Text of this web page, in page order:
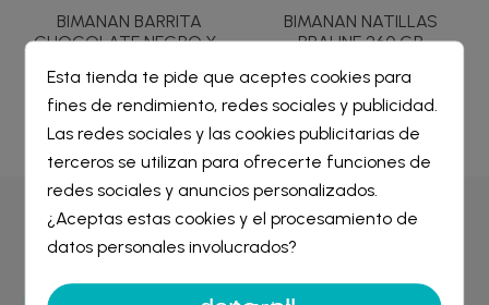
BIMANAN BARRITA
CHOCOLATE NEGRO Y...
10,11 €
BIMANAN NATILLAS
PRALINE 260 GR
19,68 €
Por qué comprar enFarmacia Liceo
Crear lista de deseos
Nombre de la lista de deseos
Iniciar sesión
Debe iniciar sesión para guardar productos en su lista de
deseos.
Esta tienda te pide que aceptes cookies para
fines de rendimiento, redes sociales y publicidad.
Las redes sociales y las cookies publicitarias de
terceros se utilizan para ofrecerte funciones de
redes sociales y anuncios personalizados.
¿Aceptas estas cookies y el procesamiento de
datos personales involucrados?